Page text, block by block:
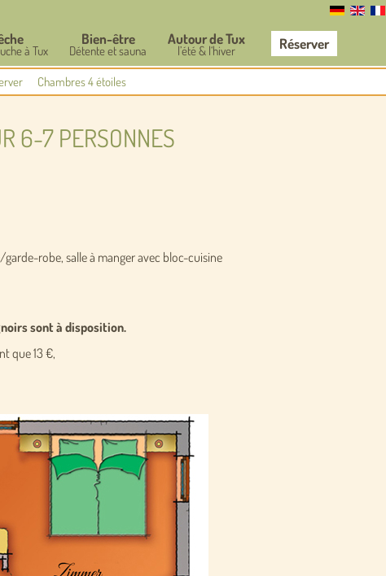
à Tux
Bien-être
Détente et sauna
Autour de Tux
l’été & l‘hiver Réserver
Chambres 4 étoiles
6-7 PERSONNES
robe, salle à manger avec bloc-cuisine
sont à disposition.
que 13 €,